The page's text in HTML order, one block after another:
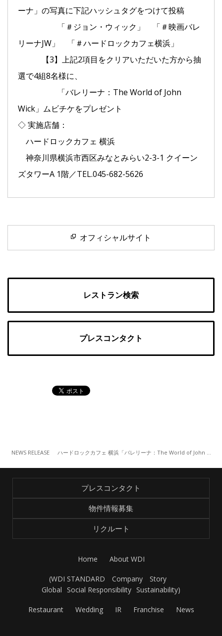
ーナ」の写真に下記ハッシュタグをつけて投稿
「＃ジョン・ウィック」 「＃映画バレ
リーナJW」 「＃ハードロックカフェ横浜」
【3】上記2項目をクリアいただいた方から抽
選で4組8名様に、
「バレリーナ：The World of John
Wick」ムビチケをプレゼント
◇ 実施店舗：
ハードロックカフェ 横浜
神奈川県横浜市⻄区みなとみらい2-3-1 クイーン
ズタワーA 1階／TEL.045-682-5626
オフィシャルサイト
レストラン検索
プレスコンタクト
NEWS RELEASE
プレスコンタクト
物件情報募集
リクルート
Home About WDI
(WDI STANDARD Company
Story
Global Social Responsibility Sustainability)
Restaurant Wedding IR Franchise News